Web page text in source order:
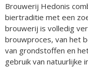
Brouwerij Hedonis
biertraditie met een
brouwerij is volledig
brouwproces, van het
van grondstoffen en
gebruik van natuurlijke